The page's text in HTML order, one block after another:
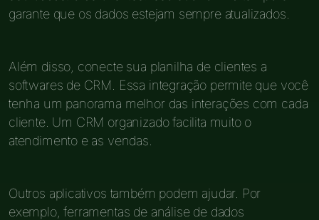
garante que os dados estejam sempre atualizados.
Além disso, conecte sua planilha de clientes a
softwares de CRM. Essa integração permite que você
tenha um panorama melhor das interações com cada
cliente. Um CRM organizado facilita muito o
atendimento e as vendas.
Outros aplicativos também podem ajudar. Por
exemplo, ferramentas de análise de dados